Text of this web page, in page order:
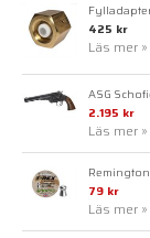
425 kr
Läs mer »
ASG
2.195 kr
Läs mer »
79 kr
Läs mer »